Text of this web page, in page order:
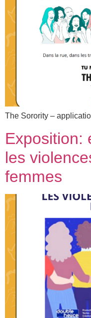
The Sorority –
Exposition:
les
femmes